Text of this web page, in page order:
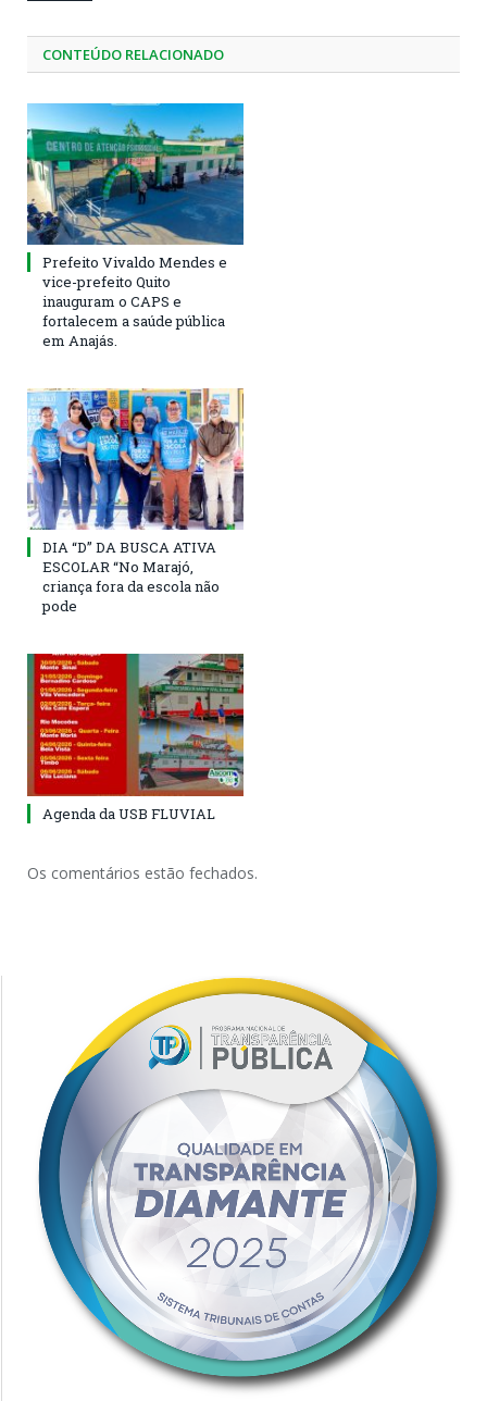
CONTEÚDO RELACIONADO
Prefeito Vivaldo Mendes e
vice-prefeito Quito
inauguram o CAPS e
fortalecem a saúde pública
em Anajás.
DIA “D” DA BUSCA ATIVA
ESCOLAR “No Marajó,
criança fora da escola não
pode
Agenda da USB FLUVIAL
Os comentários estão fechados.